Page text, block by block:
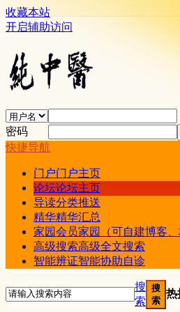
收藏本站
开启辅助访问
密码
快捷导航
门户门户主页
论坛论坛主页
导读分类推送
精华精华汇总
家园会员家园（可自建博客
高级搜索高级全文搜索
智能辨证智能协助自诊
搜
索
搜
索
热